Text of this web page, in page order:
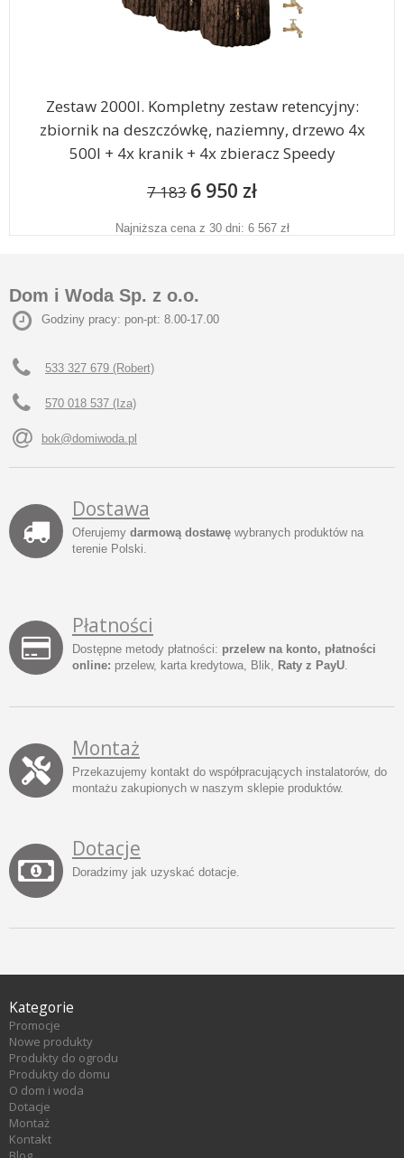
Zestaw 2000l. Kompletny zestaw retencyjny:
zbiornik na deszczówkę, naziemny, drzewo 4x
500l + 4x kranik + 4x zbieracz Speedy
7 183 6 950 zł
Najniższa cena z 30 dni: 6 567 zł
Dom i Woda Sp. z o.o.
Godziny pracy: pon-pt: 8.00-17.00
533 327 679 (Robert)
570 018 537 (Iza)
bok@domiwoda.pl
Dostawa
Oferujemy darmową dostawę wybranych produktów na
terenie Polski.
Płatności
Dostępne metody płatności: przelew na konto, płatności
online: przelew, karta kredytowa, Blik, Raty z PayU
Montaż
Przekazujemy kontakt do współpracujących instalatorów, do
montażu zakupionych w naszym sklepie produktów.
Dotacje
Doradzimy jak uzyskać dotacje.
Kategorie
Promocje
Nowe produkty
Produkty do ogrodu
Produkty do domu
O dom i woda
Dotacje
Montaż
Kontakt